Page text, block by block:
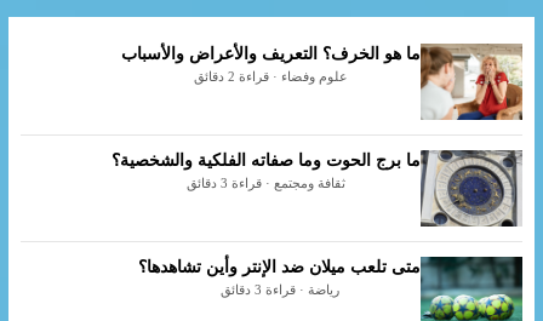
ما هو الخرف؟ التعريف والأعراض والأسباب
علوم وفضاء · قراءة 2 دقائق
ما برج الحوت وما صفاته الفلكية والشخصية؟
ثقافة ومجتمع · قراءة 3 دقائق
متى تلعب ميلان ضد الإنتر وأين تشاهدها؟
رياضة · قراءة 3 دقائق